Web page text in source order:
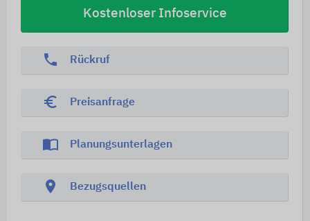
Kostenloser Infoservice
phone Rückruf
euro_symbol Preisanfrage
import_contacts Planungsunterlagen
location_on Bezugsquellen